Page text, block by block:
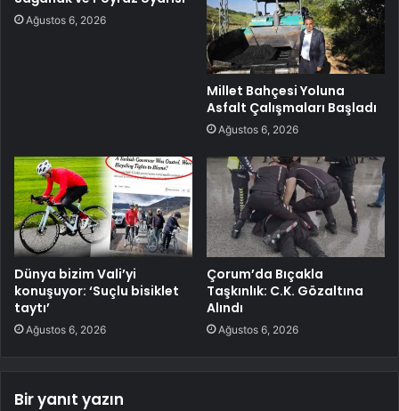
Ağustos 6, 2026
Millet Bahçesi Yoluna
Asfalt Çalışmaları Başladı
Ağustos 6, 2026
Dünya bizim Vali’yi
konuşuyor: ‘Suçlu bisiklet
taytı’
Ağustos 6, 2026
Çorum’da Bıçakla
Taşkınlık: C.K. Gözaltına
Alındı
Ağustos 6, 2026
Bir yanıt yazın